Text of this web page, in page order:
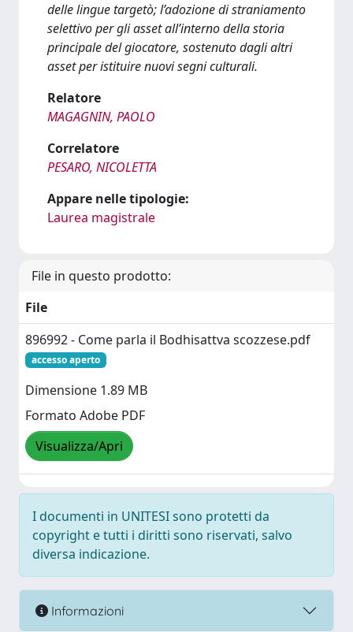
delle lingue targetò; l’adozione di straniamento
selettivo per gli asset all’interno della storia
principale del giocatore, sostenuto dagli altri
asset per istituire nuovi segni culturali.
Relatore
MAGAGNIN, PAOLO
Correlatore
PESARO, NICOLETTA
Appare nelle tipologie:
Laurea magistrale
File in questo prodotto:
File
896992 - Come parla il Bodhisattva scozzese.pdf
accesso aperto
Dimensione 1.89 MB
Formato Adobe PDF
Visualizza/Apri
I documenti in UNITESI sono protetti da
copyright e tutti i diritti sono riservati, salvo
diversa indicazione.
Informazioni